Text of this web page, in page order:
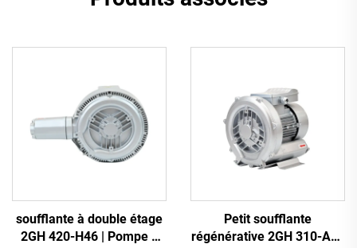
soufflante à double étage
2GH 420-H46 | Pompe à
Petit soufflante
régénérative 2GH 310-A11